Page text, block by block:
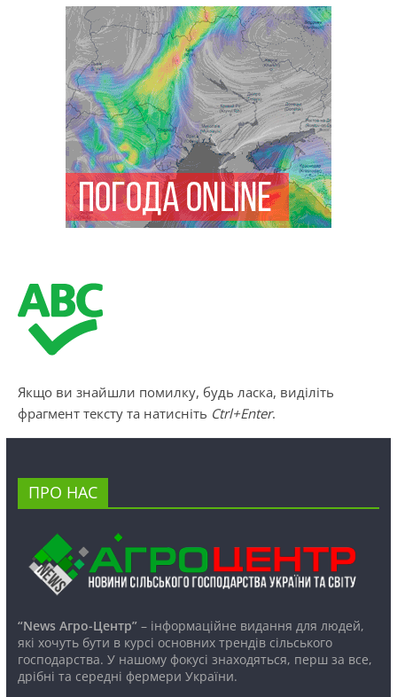
Якщо ви знайшли помилку, будь ласка, виділіть
фрагмент тексту та натисніть Ctrl+Enter.
ПРО НАС
“News Агро-Центр”– інформаційне видання для людей,
які хочуть бути в курсі основних трендів сільського
господарства. У нашому фокусі знаходяться, перш за все,
дрібні та середні фермери України.